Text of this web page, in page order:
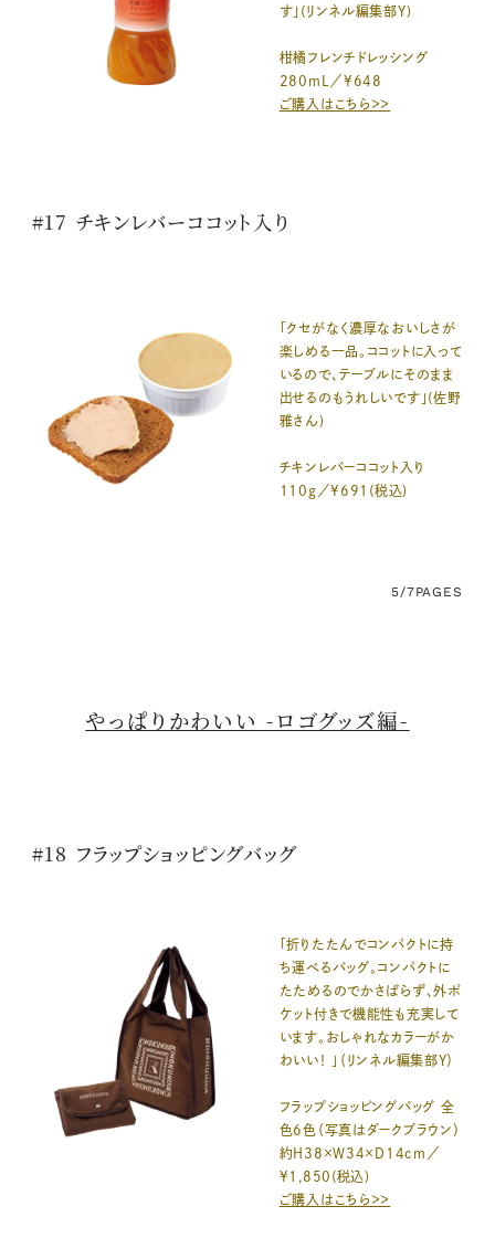
す」(リンネル編集部Y)
柑橘フレンチドレッシング
280mL／¥648
ご購入はこちら＞＞
#17 チキンレバーココット入り
「クセがなく濃厚なおいしさが
楽しめる一品。ココットに入って
いるので、テーブルにそのまま
出せるのもうれしいです」(佐野
雅さん)
チキンレバーココット入り
110g／¥691(税込)
5/7PAGES
やっぱりかわいい -ロゴグッズ編-
#18 フラップショッピングバッグ
「折りたたんでコンパクトに持
ち運べるバッグ。コンパクトに
たためるのでかさばらず、外ポ
ケット付きで機能性も充実して
います。おしゃれなカラーがか
わいい！ 」（リンネル編集部Y）
フラップショッピングバッグ 全
色6色（写真はダークブラウン）
約H38×W34×D14cm／
¥1,850(税込)
ご購入はこちら＞＞